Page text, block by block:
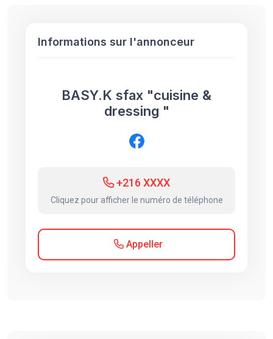
Informations sur l'annonceur
BASY.K sfax "cuisine &
dressing "
+216 XXXX
Cliquez pour afficher le numéro de téléphone
Appeller